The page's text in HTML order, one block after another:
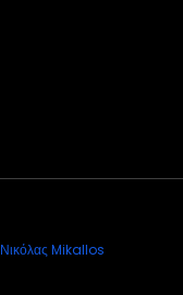
Νικόλας Mikallos